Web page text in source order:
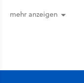
mehr anzeigen